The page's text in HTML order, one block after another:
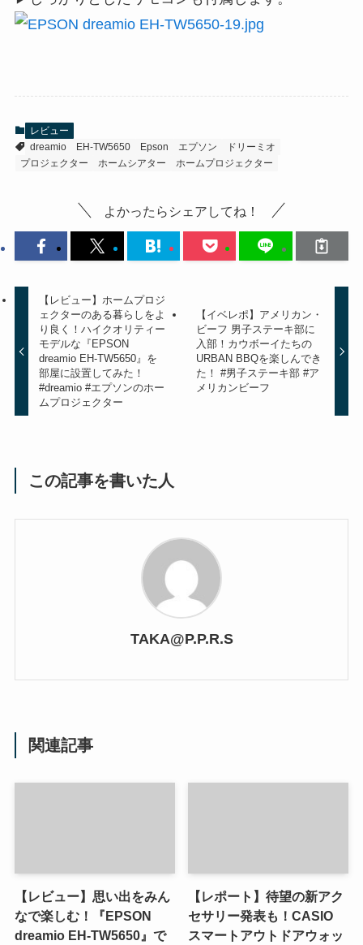
レビュー
dreamio
EH-TW5650 Epson エプソン
ドリーミオ
プロジェクター
ホームシアター ホームプロジェクター
よかったらシェアしてね！
【レビュー】ホームプロジ
ェクターのある暮らしをよ
り良く！ハイクオリティー
モデルな『EPSON
dreamio EH-TW5650』を
部屋に設置してみた！
#dreamio #エプソンのホー
ムプロジェクター
【イベレポ】アメリカン・
ビーフ 男子ステーキ部に
入部！カウボーイたちの
URBAN BBQを楽しんでき
た！ #男子ステーキ部 #ア
メリカンビーフ
この記事を書いた人
TAKA@P.P.R.S
関連記事
【レビュー】思い出をみん
なで楽しむ！『EPSON
dreamio EH-TW5650』で
【レポート】待望の新アク
セサリー発表も！CASIO
スマートアウトドアウォッ